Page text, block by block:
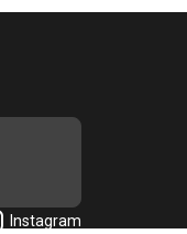
Instagram